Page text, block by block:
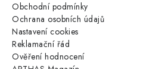
Obchodní podmínky
Ochrana osobních údajů
Nastavení cookies
Reklamační řád
Ověření hodnocení